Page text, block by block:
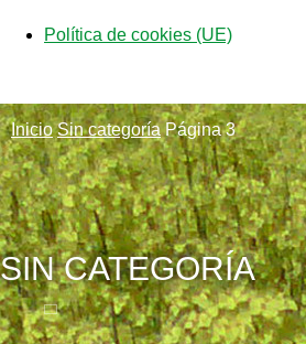
Política de cookies (UE)
Inicio Sin categoría Página 3
SIN CATEGORÍA